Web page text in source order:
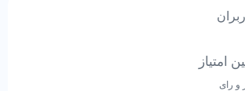
احد
مبين
امتیاز